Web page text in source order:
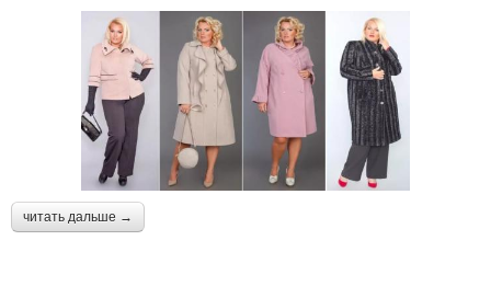
читать дальше →